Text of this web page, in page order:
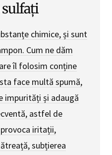
sulfați
chimice, și sunt
Cum ne dăm
îl folosim conține
face multă spumă,
impurități și adaugă
astfel de
iritații,
subțierea